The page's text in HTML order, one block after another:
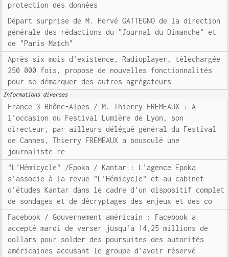
protection des données
Départ surprise de M. Hervé GATTEGNO de la direction
générale des rédactions du "Journal du Dimanche" et
de "Paris Match"
Après six mois d'existence, Radioplayer, téléchargée
250 000 fois, propose de nouvelles fonctionnalités
pour se démarquer des autres agrégateurs
Informations diverses
France 3 Rhône-Alpes / M. Thierry FREMEAUX : A
l'occasion du Festival Lumière de Lyon, son
directeur, par ailleurs délégué général du Festival
de Cannes, Thierry FREMEAUX a bousculé une
journaliste re
"L'Hémicycle" /Epoka / Kantar : L'agence Epoka
s'associe à la revue "L'Hémicycle" et au cabinet
d'études Kantar dans le cadre d'un dispositif complet
de sondages et de décryptages des enjeux et des co
Facebook / Gouvernement américain : Facebook a
accepté mardi de verser jusqu'à 14,25 millions de
dollars pour solder des poursuites des autorités
américaines accusant le groupe d'avoir réservé